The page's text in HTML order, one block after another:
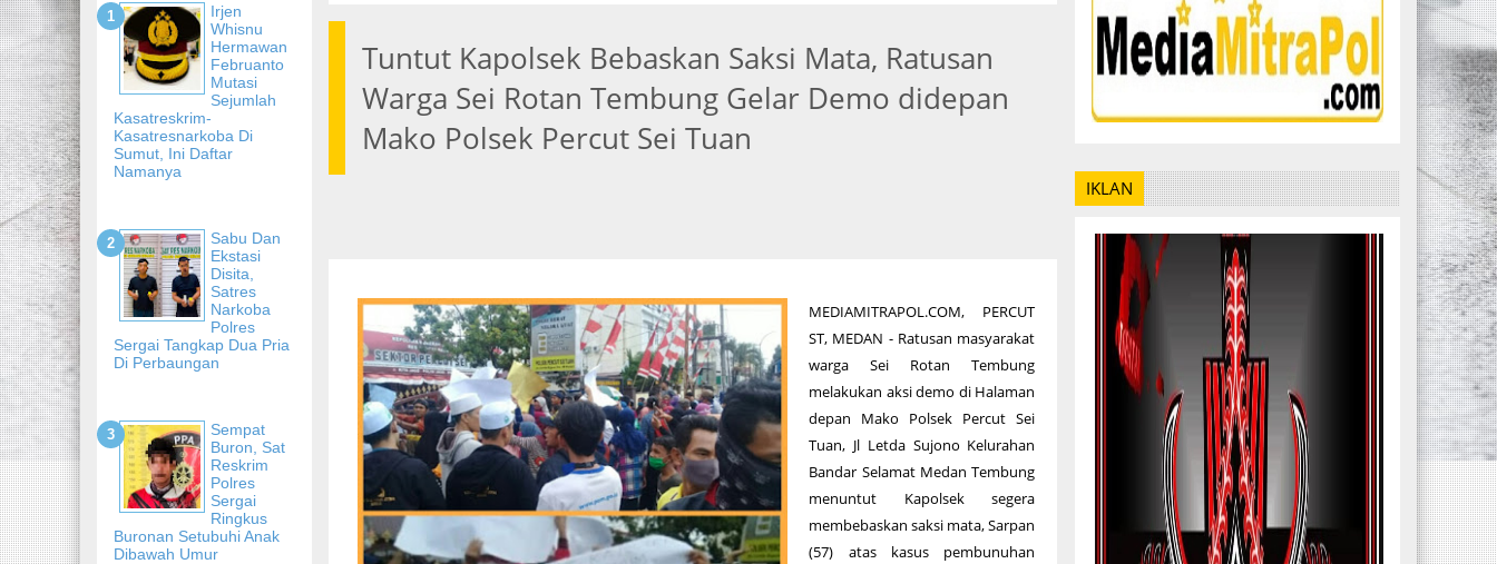
Irjen
Whisnu
Hermawan
Februanto
Mutasi
Sejumlah
Kasatreskrim-
Kasatresnarkoba Di
Sumut, Ini Daftar
Namanya
Sabu Dan
Ekstasi
Disita,
Satres
Narkoba
Polres
Sergai Tangkap Dua Pria
Di Perbaungan
Sempat
Buron, Sat
Reskrim
Polres
Sergai
Ringkus
Buronan Setubuhi Anak
Dibawah Umur
Tuntut Kapolsek Bebaskan Saksi Mata, Ratusan
Warga Sei Rotan Tembung Gelar Demo didepan
Mako Polsek Percut Sei Tuan
MEDIAMITRAPOL.COM, PERCUT
ST, MEDAN - Ratusan masyarakat
warga Sei Rotan Tembung
melakukan aksi demo di Halaman
depan Mako Polsek Percut Sei
Tuan, Jl Letda Sujono Kelurahan
Bandar Selamat Medan Tembung
menuntut Kapolsek segera
membebaskan saksi mata, Sarpan
(57) atas kasus pembunuhan
IKLAN